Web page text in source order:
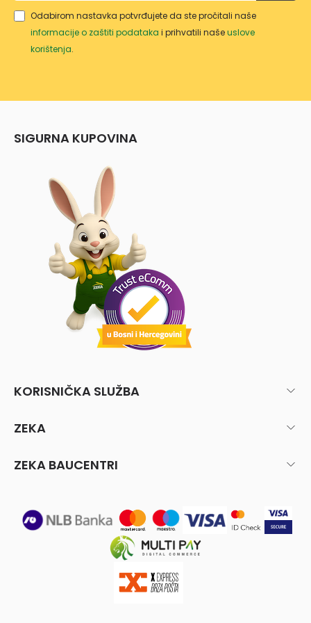
0
Odabirom nastavka potvrđujete da ste pročitali naše
informacije o zaštiti podataka i prihvatili našeuslove
korištenja.
SIGURNA KUPOVINA
KORISNIČKA SLUŽBA
ZEKA
ZEKA BAUCENTRI